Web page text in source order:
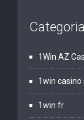
1Win AZ
1win casino
1win fr